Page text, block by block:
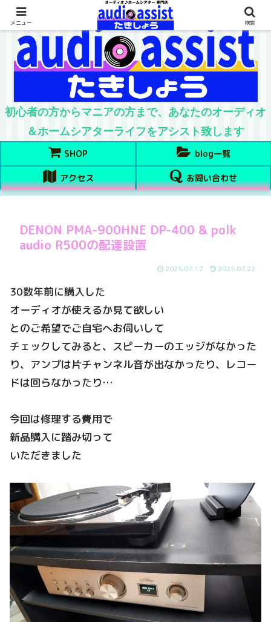
初心者の方からマニアの方まで、あなたのオーディオ
＆ホームシアターライフをアシスト致します
SHOP blog一覧
アクセス お問い合わせ
DENON PMA-900HNE DP-400 & polk
audio R500の配達設置
2025.07.17 2025.07.22
30数年前に購入した
オーディオが使えるか見て欲しい
とのご希望でご自宅へお伺いして
チェックしてみると、スピーカーのエッジがなかった
り、アンプは片チャンネル音が出なかったり、レコー
ドは回らなかったり…
今回は修理する費用で
新品購入に踏み切って
いただきました
メニュー 検索